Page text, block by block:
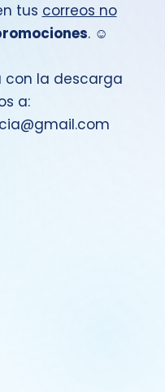
tus correos no
. ☺️
la descarga
a: